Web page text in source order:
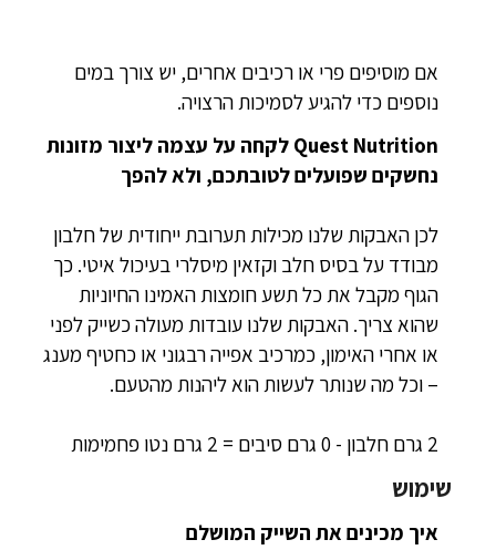
אם מוסיפים פרי או רכיבים אחרים, יש צורך במים
נוספים כדי להגיע לסמיכות הרצויה.
Quest Nutrition לקחה על עצמה ליצור מזונות
נחשקים שפועלים לטובתכם, ולא להפך
לכן האבקות שלנו מכילות תערובת ייחודית של חלבון
מבודד על בסיס חלב וקזאין מיסלרי בעיכול איטי. כך
הגוף מקבל את כל תשע חומצות האמינו החיוניות
שהוא צריך. האבקות שלנו עובדות מעולה כשייק לפני
או אחרי האימון, כמרכיב אפייה רבגוני או כחטיף מענג
– וכל מה שנותר לעשות הוא ליהנות מהטעם.
2 גרם חלבון - 0 גרם סיבים = 2 גרם נטו פחמימות
שימוש
איך מכינים את השייק המושלם